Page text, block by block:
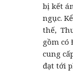
bị kết
ngục.
thế,
gồm có
cung
đạt tới